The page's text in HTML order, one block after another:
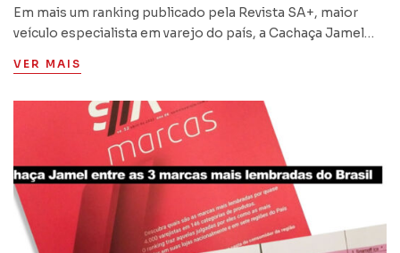
brasileiros
Em mais um ranking publicado pela Revista SA+, maior
veículo especialista em varejo do país, a Cachaça Jamel
principais varejistas brasileiros.
VER MAIS